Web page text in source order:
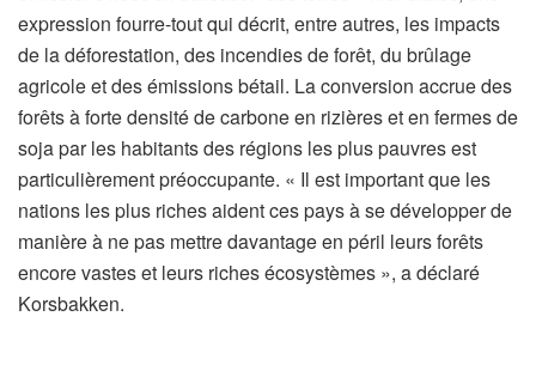
expression fourre-tout qui décrit, entre autres, les impacts
de la déforestation, des incendies de forêt, du brûlage
agricole et des émissions bétail. La conversion accrue des
forêts à forte densité de carbone en rizières et en fermes de
soja par les habitants des régions les plus pauvres est
particulièrement préoccupante. « Il est important que les
nations les plus riches aident ces pays à se développer de
manière à ne pas mettre davantage en péril leurs forêts
encore vastes et leurs riches écosystèmes », a déclaré
Korsbakken.